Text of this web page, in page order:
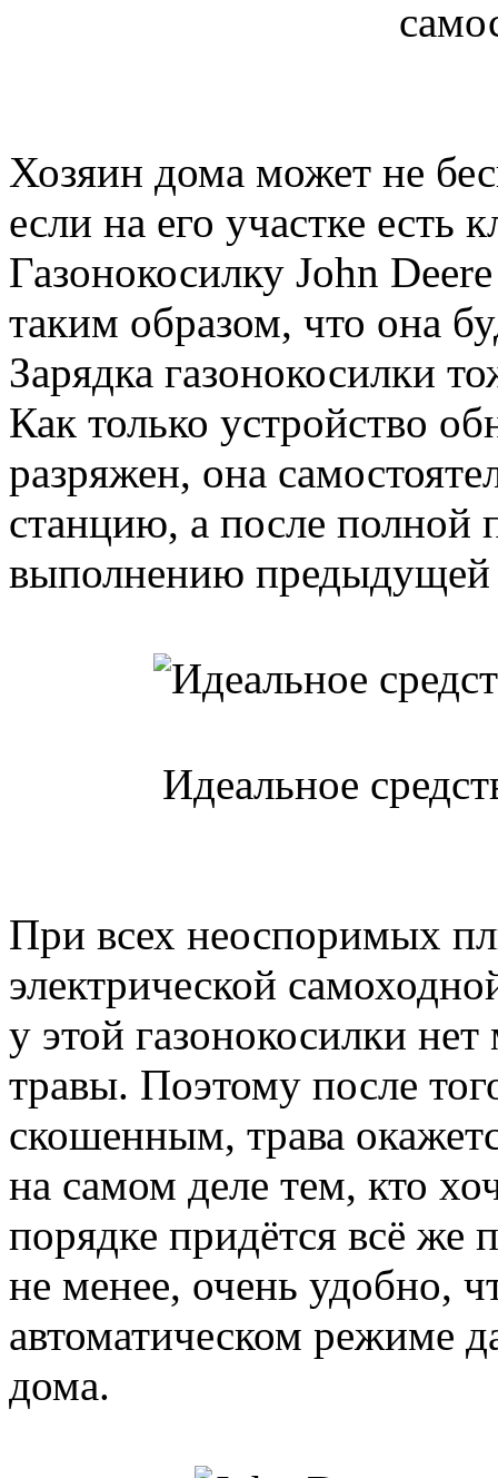
Хозяин дома может не
если на его участке есть
Газонокосилку John
таким образом, что она
Зарядка газонокосилки
Как только устройство
разряжен, она
станцию, а после полной
выполнению предыдущей
Идеальное
При всех неоспоримых
электрической
у этой газонокосилки
травы. Поэтому после
скошенным, трава
на самом деле тем, кто
порядке придётся всё же
не менее, очень удобно,
автоматическом режиме
дома.